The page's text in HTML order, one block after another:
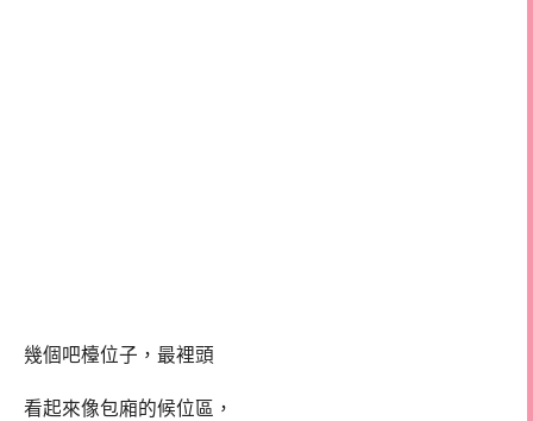
幾個吧檯位子，最裡頭
看起來像包廂的候位區，